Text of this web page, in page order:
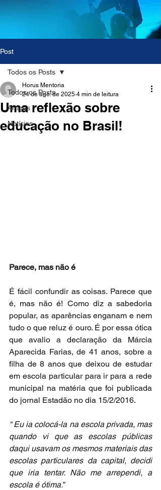
Post
Todos os Posts
Artigos
Notícias
Todos os Posts
Uma reflexão sobre
educação no Brasil!
Horus Mentoria
24 de ago. de 2025 4 min de leitura
Parece, mas não é
É fácil confundir as coisas. Parece que
é, mas não é! Como diz a sabedoria
popular, as aparências enganam e nem
tudo o que reluz é ouro. É por essa ótica
que avalio a declaração da Márcia
Aparecida Farias, de 41 anos, sobre a
filha de 8 anos que deixou de estudar
em escola particular para ir para a rede
municipal na matéria que foi publicada
do jornal Estadão no dia 15/2/2016.
“ Eu ia colocá-la na escola privada, mas
quando vi que as escolas públicas
daqui usavam os mesmos materiais das
escolas particulares da capital, decidi
que iria tentar. Não me arrependi, a
escola é ótima.”